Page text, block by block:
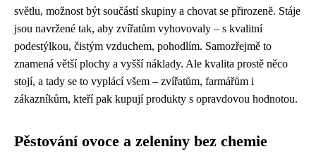
světlu, možnost být součástí skupiny a chovat se přirozeně. Stáje
jsou navržené tak, aby zvířatům vyhovovaly – s kvalitní
podestýlkou, čistým vzduchem, pohodlím. Samozřejmě to
znamená větší plochy a vyšší náklady. Ale kvalita prostě něco
stojí, a tady se to vyplácí všem – zvířatům, farmářům i
zákazníkům, kteří pak kupují produkty s opravdovou hodnotou.
Pěstování ovoce a zeleniny bez chemie